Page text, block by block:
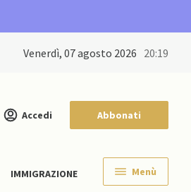
venerdì, 07 agosto 2026 20:19
Accedi Abbonati
IMMIGRAZIONE Menù